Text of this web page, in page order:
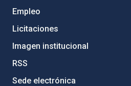
Empleo
Licitaciones
Imagen institucional
RSS
Sede electrónica